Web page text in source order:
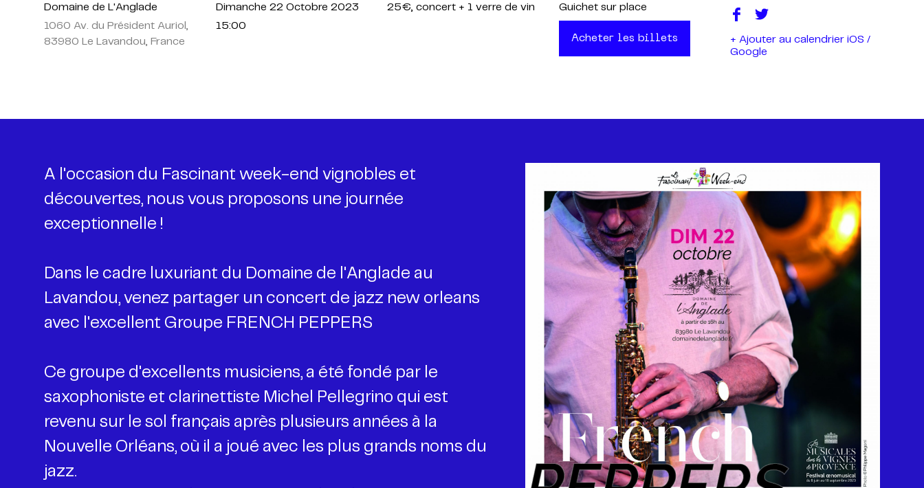
Domaine de L'Anglade
1060 Av. du Président Auriol,
83980 Le Lavandou, France
Dimanche 22 Octobre 2023
15:00
25€, concert + 1 verre de vin Guichet sur place
Acheter les billets
+ Ajouter au calendrier iOS /
Google
A l'occasion du Fascinant week-end vignobles et
découvertes, nous vous proposons une journée
exceptionnelle !
Dans le cadre luxuriant du Domaine de l'Anglade au
Lavandou, venez partager un concert de jazz new orleans
avec l'excellent Groupe FRENCH PEPPERS
Ce groupe d'excellents musiciens, a été fondé par le
saxophoniste et clarinettiste Michel Pellegrino qui est
revenu sur le sol français après plusieurs années à la
Nouvelle Orléans, où il a joué avec les plus grands noms du
jazz.